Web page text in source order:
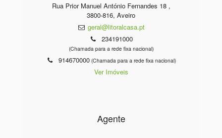
Rua Prior Manuel António Fernandes 18 ,
3800-816, Aveiro
geral@litoralcasa.pt
234191000
(Chamada para a rede fixa nacional)
914670000(Chamada para a rede fixa nacional)
Ver Imóveis
Agente